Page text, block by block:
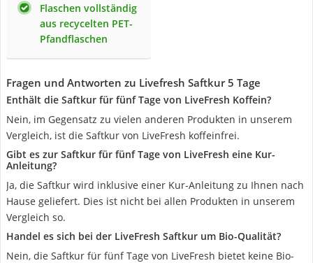
Flaschen vollständig
aus recycelten PET-
Pfandflaschen
Fragen und Antworten zu Livefresh Saftkur 5 Tage
Enthält die Saftkur für fünf Tage von LiveFresh Koffein?
Nein, im Gegensatz zu vielen anderen Produkten in unserem
Vergleich, ist die Saftkur von LiveFresh koffeinfrei.
Gibt es zur Saftkur für fünf Tage von LiveFresh eine Kur-
Anleitung?
Ja, die Saftkur wird inklusive einer Kur-Anleitung zu Ihnen nach
Hause geliefert. Dies ist nicht bei allen Produkten in unserem
Vergleich so.
Handel es sich bei der LiveFresh Saftkur um Bio-Qualität?
Nein, die Saftkur für fünf Tage von LiveFresh bietet keine Bio-